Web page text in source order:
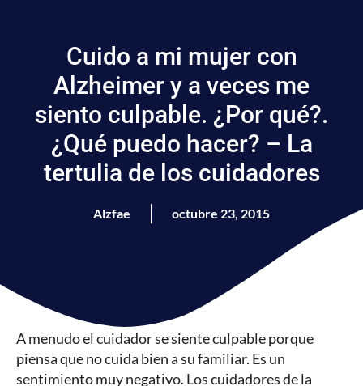
Cuido a mi mujer con
Alzheimer y a veces me
siento culpable. ¿Por qué?.
¿Qué puedo hacer? – La
tertulia de los cuidadores
Alzfae octubre 23, 2015
A menudo el cuidador se siente culpable porque
piensa que no cuida bien a su familiar. Es un
sentimiento muy negativo. Los cuidadores de la